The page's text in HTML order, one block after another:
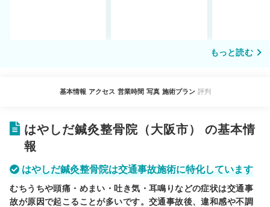
もっと読む
基本情報 アクセス 営業時間 写真 施術プラン 評判
はやしだ鍼灸整骨院（大阪市） の基本情
報
はやしだ鍼灸整骨院は交通事故施術に特化しています
むちうちや頭痛・めまい・吐き気・耳鳴りなどの症状は交通事
故が原因で起こることが多いです。交通事故後、違和感や不調